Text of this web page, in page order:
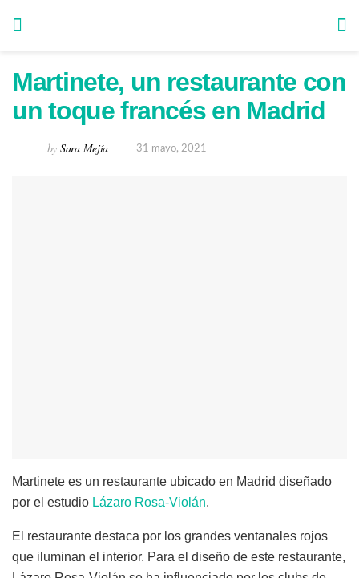
Martinete, un restaurante con
un toque francés en Madrid
by Sara Mejía 31 mayo, 2021
Martinete es un restaurante ubicado en Madrid diseñado
por el estudio Lázaro Rosa-Violán.
El restaurante destaca por los grandes ventanales rojos
que iluminan el interior. Para el diseño de este restaurante,